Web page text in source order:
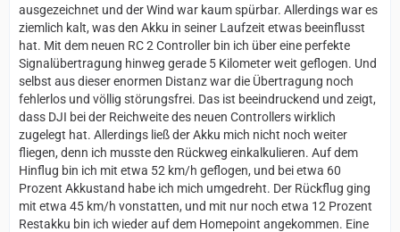
ausgezeichnet und der Wind war kaum spürbar. Allerdings war es
ziemlich kalt, was den Akku in seiner Laufzeit etwas beeinflusst
hat. Mit dem neuen RC 2 Controller bin ich über eine perfekte
Signalübertragung hinweg gerade 5 Kilometer weit geflogen. Und
selbst aus dieser enormen Distanz war die Übertragung noch
fehlerlos und völlig störungsfrei. Das ist beeindruckend und zeigt,
dass DJI bei der Reichweite des neuen Controllers wirklich
zugelegt hat. Allerdings ließ der Akku mich nicht noch weiter
fliegen, denn ich musste den Rückweg einkalkulieren. Auf dem
Hinflug bin ich mit etwa 52 km/h geflogen, und bei etwa 60
Prozent Akkustand habe ich mich umgedreht. Der Rückflug ging
mit etwa 45 km/h vonstatten, und mit nur noch etwa 12 Prozent
Restakku bin ich wieder auf dem Homepoint angekommen. Eine